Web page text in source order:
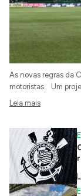
As novas regras da
motoristas. Um
Leia mais